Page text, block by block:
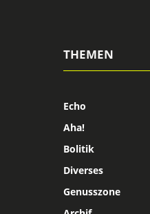
THEMEN
Echo
Aha!
Bolitik
Diverses
Genusszone